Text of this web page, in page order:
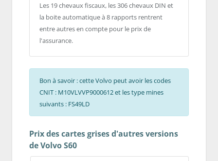
Les 19 chevaux fiscaux, les 306 chevaux DIN et
la boite automatique à 8 rapports rentrent
entre autres en compte pour le prix de
l'assurance.
Bon à savoir : cette Volvo peut avoir les codes
CNIT : M10VLVVP9000612 et les type mines
suivants : FS49LD
Prix des cartes grises d'autres versions
de Volvo S60